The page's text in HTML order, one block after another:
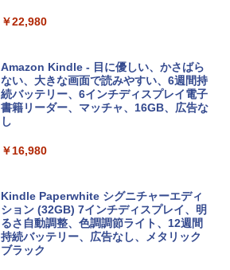
eTime HDカメラ、Touch ID - シルバー
tomtoc 360°保護 15.6 16インチ パソコ
ンケース Dell NEC Lavie ASUS HP dyna
book Lenovo対応
￥2,952
Apple 2026 MacBook Air M5チップ搭載
13インチノートブック：AIとApple Intell
igence、13.6インチLiquid Retinaディ
スプレイ、16GBユニファイドメモリ、1
TB SSDストレージ、12MPセンターフレ
￥1,300
Robloxギフトカード - 1000 Robux 【限
定バーチャルアイテムを含む】 【オンラ
インゲームコード】 ロブロックス |オン
ラインコード版
4(最新 永続版)|オンラインコード版|Wind
ows11、10/mac対応|PC2台
￥39,582
出す プロンプトの言葉 AI画像生成シリー
ズ (はぴーイラストLabo)
￥480
ClaudeCode いちばんやさしい 教科書:
にもKindle出版にも！ 非エンジニアのた
めのAIコーディング入門シリーズ
￥99
￥22,980
Amazon Kindle - 目に優しい、かさばら
ない、大きな画面で読みやすい、6週間持
続バッテリー、6インチディスプレイ電子
書籍リーダー、マッチャ、16GB、広告な
し
￥16,980
Kindle Paperwhite シグニチャーエディ
ション (32GB) 7インチディスプレイ、明
るさ自動調整、色調調節ライト、12週間
持続バッテリー、広告なし、メタリック
ブラック